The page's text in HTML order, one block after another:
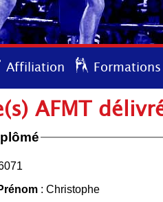
Affiliation Formations
AFMT
: Christophe